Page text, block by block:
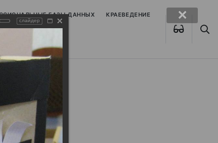
БАЗЫ ДАННЫХ КРАЕВЕДЕНИЕ
слайдер